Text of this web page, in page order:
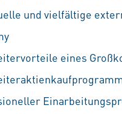
und vielfältige
eines